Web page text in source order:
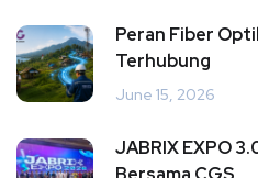
Peran Fiber
Terhubung
June 15, 2026
JABRIX EXPO